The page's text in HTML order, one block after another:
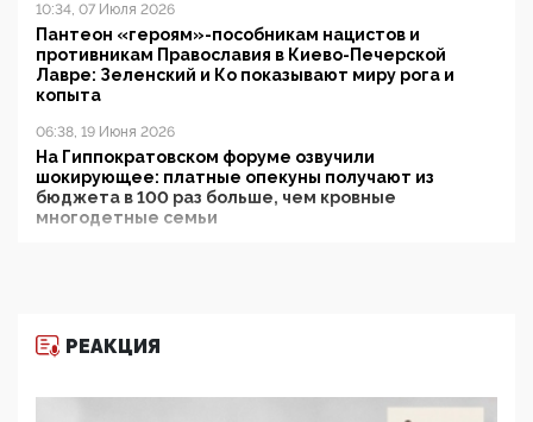
10:34, 07 Июля 2026
Пантеон «героям»-пособникам нацистов и
противникам Православия в Киево-Печерской
Лавре: Зеленский и Ко показывают миру рога и
копыта
06:38, 19 Июня 2026
На Гиппократовском форуме озвучили
шокирующее: платные опекуны получают из
бюджета в 100 раз больше, чем кровные
многодетные семьи
11:53, 09 Июня 2026
деятельность ИИТО ЮНЕСКО в России, но
РЕАКЦИЯ